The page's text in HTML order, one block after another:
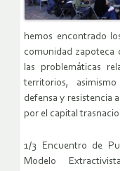
hemos encontrado
comunidad zapoteca
las problemáticas
territorios,
defensa y resistencia
por el capital
1/3 Encuentro de
Modelo